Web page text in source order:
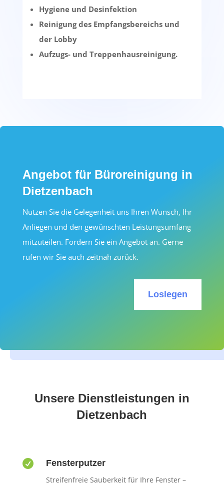
Hygiene und Desinfektion
Reinigung des Empfangsbereichs und
der Lobby
Aufzugs- und Treppenhausreinigung.
Angebot für Büroreinigung in
Dietzenbach
Nutzen Sie die Gelegenheit uns Ihren Wunsch, Ihr
Anliegen und den gewünschten Leistungsumfang
mitzuteilen. Fordern Sie ein Angebot an. Gerne
rufen wir Sie auch zeitnah zurück.
Loslegen
Unsere Dienstleistungen in
Dietzenbach
 Fensterputzer
Streifenfreie Sauberkeit für Ihre Fenster –